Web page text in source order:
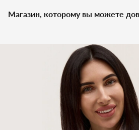
Магазин, которому вы можете